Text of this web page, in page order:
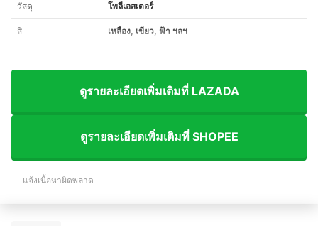
วัสดุ โพลีเอสเตอร์
สี เหลือง, เขียว, ฟ้า ฯลฯ
ดูรายละเอียดเพิ่มเติมที่ LAZADA
ดูรายละเอียดเพิ่มเติมที่ SHOPEE
แจ้งเนื้อหาผิดพลาด